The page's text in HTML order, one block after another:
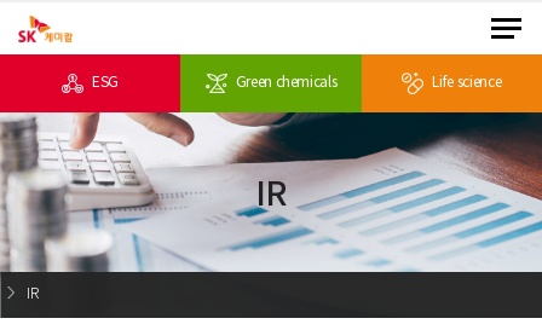
ESG Green chemicals Life science
IR
IR